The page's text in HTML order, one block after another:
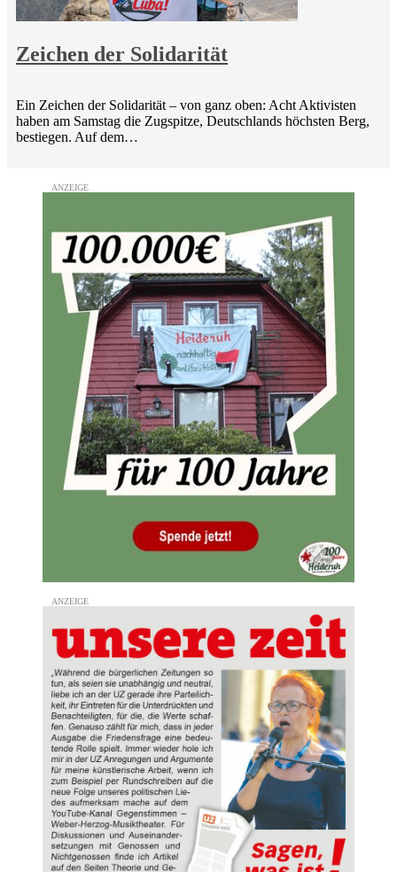
Zeichen der Solidarität
Ein Zeichen der Solidarität – von ganz oben: Acht Aktivisten
haben am Samstag die Zugspitze, Deutschlands höchsten Berg,
bestiegen. Auf dem…